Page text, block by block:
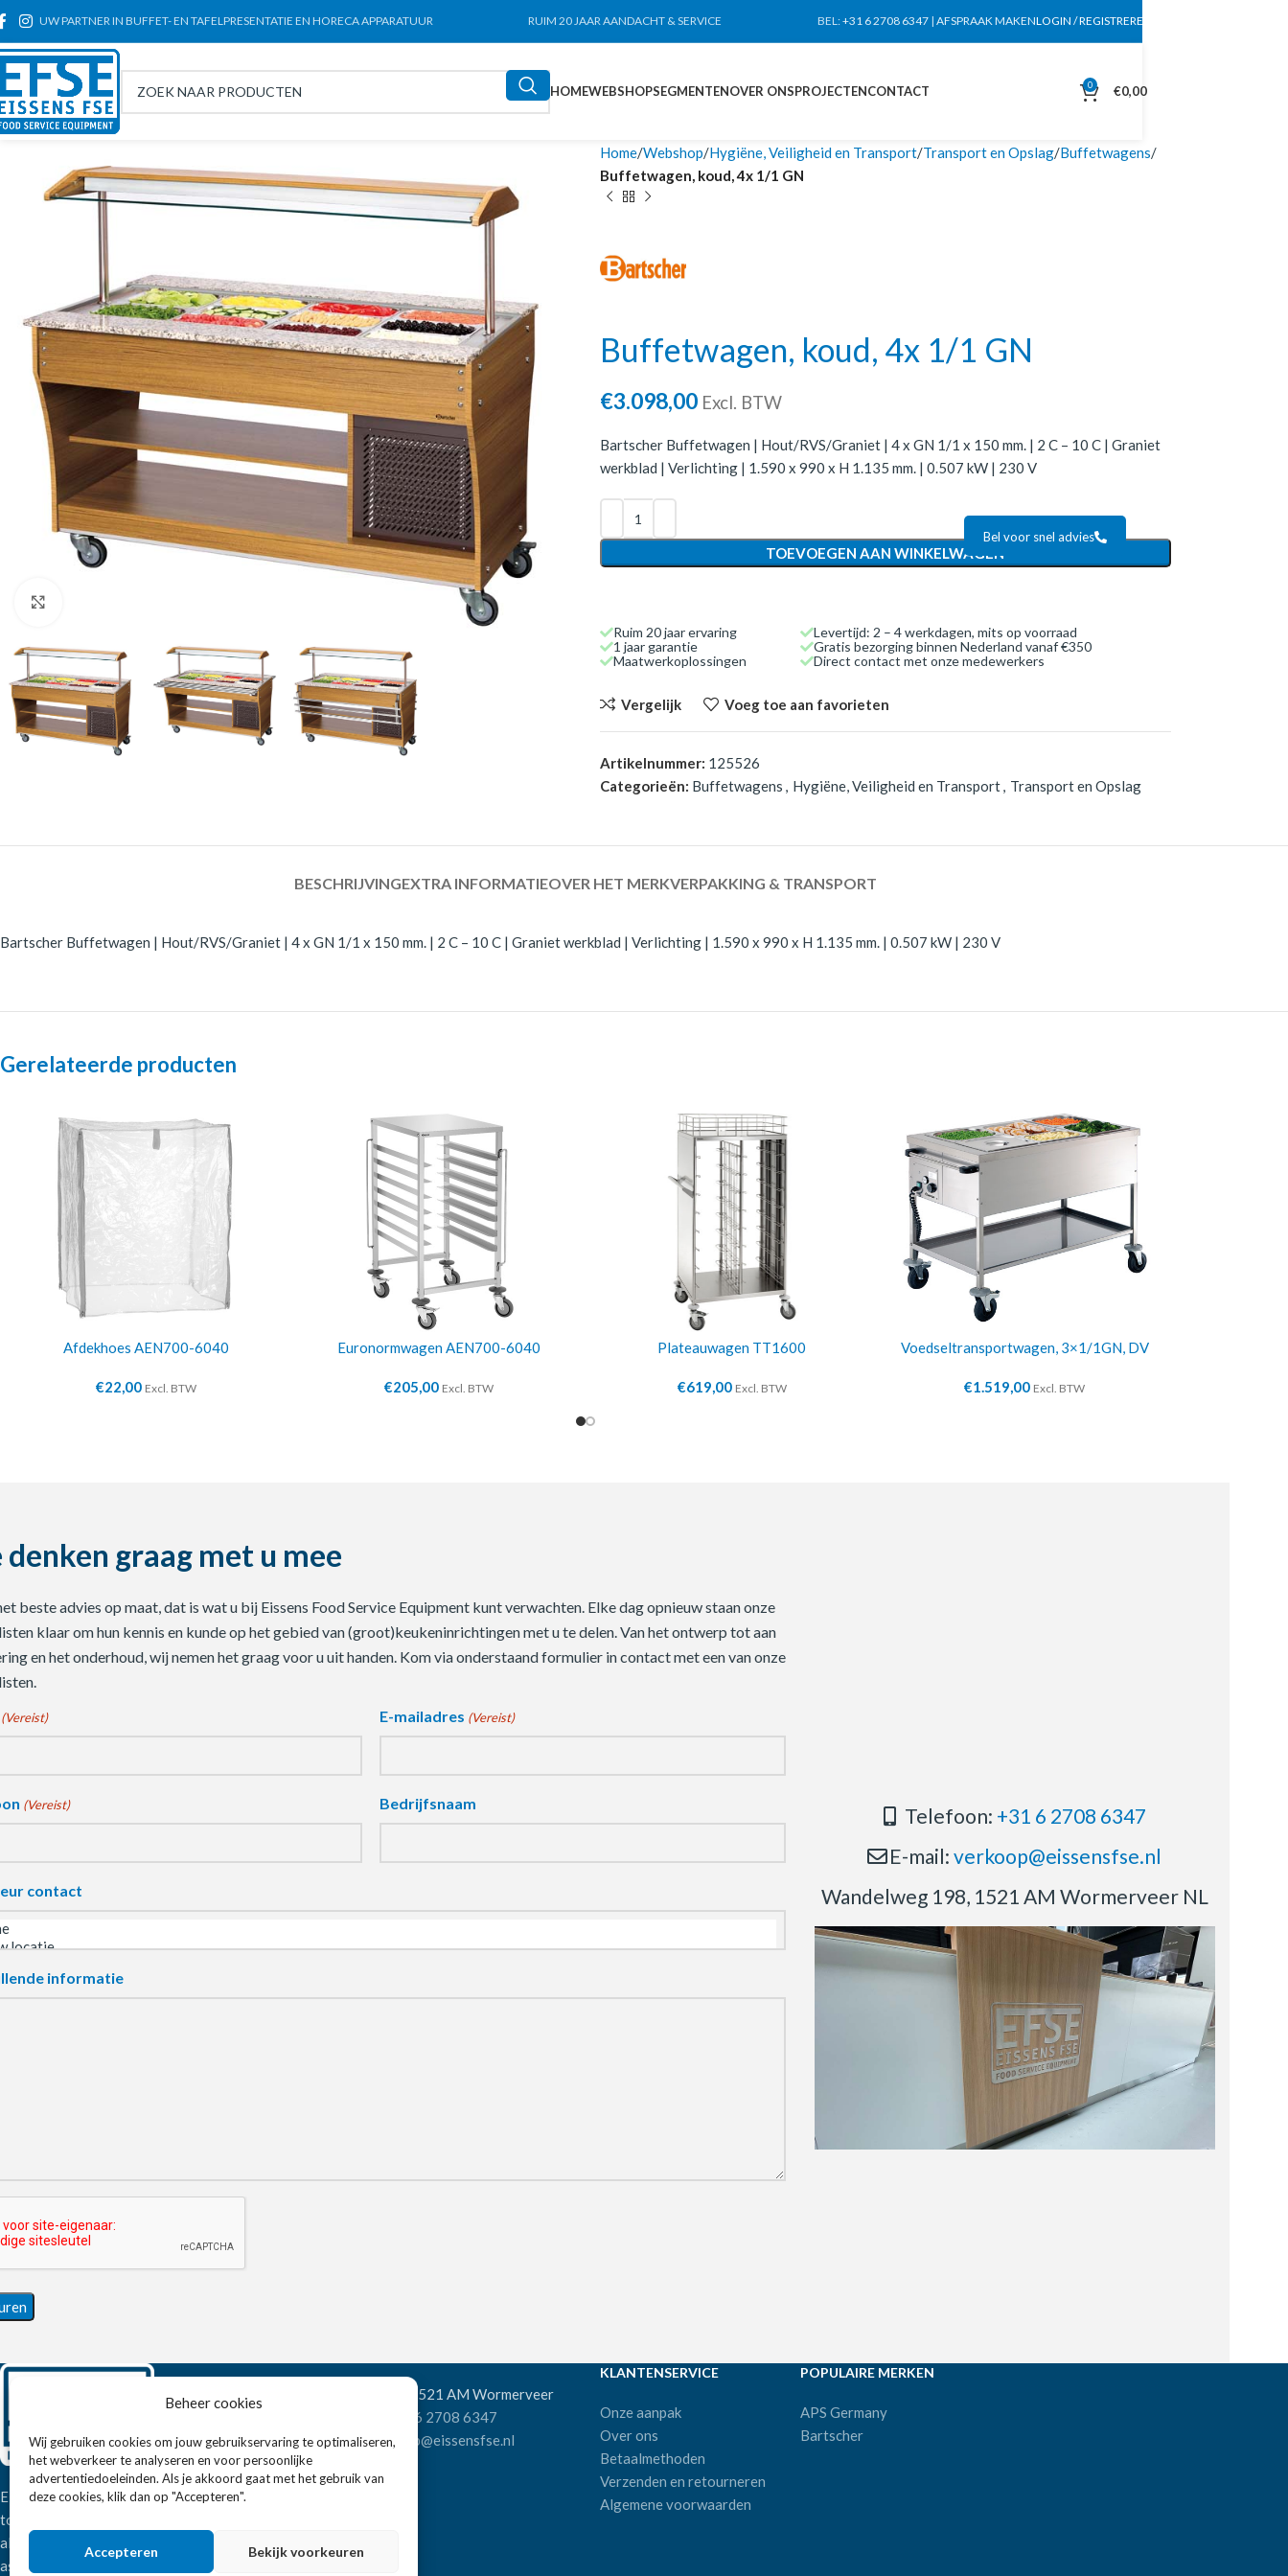
Beheer cookies
Wij gebruiken cookies om jouw gebruikservaring te optimaliseren,
het webverkeer te analyseren en voor persoonlijke
advertentiedoeleinden. Als je akkoord gaat met het gebruik van
deze cookies, klik dan op "Accepteren".
Accepteren Bekijk voorkeuren
UW PARTNER IN BUFFET- EN TAFELPRESENTATIE EN HORECA APPARATUUR RUIM 20 JAAR AANDACHT & SERVICE BEL:+31 6 2708 6347 | AFSPRAAK MAKENLOGIN / REGISTREREN
HOMEWEBSHOPSEGMENTENOVER ONSPROJECTENCONTACT 0 €0,00
Home Webshop Hygiëne, Veiligheid en Transport Transport en Opslag Buffetwagens
Buffetwagen, koud, 4x 1/1 GN
Buffetwagen, koud, 4x 1/1 GN
€3.098,00 Excl. BTW
Bartscher Buffetwagen | Hout/RVS/Graniet | 4 x GN 1/1 x 150 mm. | 2 C – 10 C | Graniet
werkblad | Verlichting | 1.590 x 990 x H 1.135 mm. | 0.507 kW | 230 V
TOEVOEGEN AAN WINKELWAGEN
Bel voor snel advies
Ruim 20 jaar ervaring
1 jaar garantie
Maatwerkoplossingen
Levertijd: 2 – 4 werkdagen, mits op voorraad
Gratis bezorging binnen Nederland vanaf €350
Direct contact met onze medewerkers
Vergelijk Voeg toe aan favorieten
Artikelnummer: 125526
Categorieën: Buffetwagens , Hygiëne, Veiligheid en Transport, Transport en Opslag
BESCHRIJVINGEXTRA INFORMATIEOVER HET MERKVERPAKKING & TRANSPORT
Bartscher Buffetwagen | Hout/RVS/Graniet | 4 x GN 1/1 x 150 mm. | 2 C – 10 C | Graniet werkblad | Verlichting | 1.590 x 990 x H 1.135 mm. | 0.507 kW | 230 V
Gerelateerde producten
Afdekhoes AEN700-6040
€22,00 Excl. BTW
Euronormwagen AEN700-6040
€205,00 Excl. BTW
Plateauwagen TT1600
€619,00 Excl. BTW
Voedseltransportwagen, 3×1/1GN, DV
€1.519,00 Excl. BTW
denken graag met u mee
beste advies op maat, dat is wat u bij Eissens Food Service Equipment kunt verwachten. Elke dag opnieuw staan onze
klaar om hun kennis en kunde op het gebied van (groot)keukeninrichtingen met u te delen. Van het ontwerp tot aan
en het onderhoud, wij nemen het graag voor u uit handen. Kom via onderstaand formulier in contact met een van onze
(Vereist) E-mailadres (Vereist)
(Vereist) Bedrijfsnaam
contact
informatie
Telefoon: +31 6 2708 6347
E-mail:verkoop@eissensfse.nl
Wandelweg 198, 1521 AM Wormerveer NL
Eissens FSE is een horeca
totaalleverancier. U vindt bij ons niet
alleen inspiratie maar ook een breed
assortiment horeca apparatuur.
Wandelweg 198, 1521 AM Wormerveer
+31 6 2708 6347
E-mail:verkoop@eissensfse.nl
KLANTENSERVICE
Onze aanpak
Over ons
Betaalmethoden
Verzenden en retourneren
Algemene voorwaarden
POPULAIRE MERKEN
APS Germany
Bartscher